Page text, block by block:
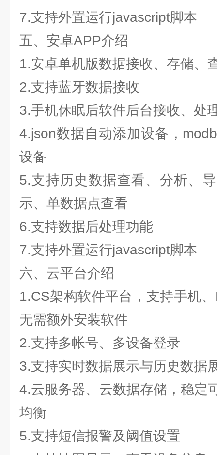
7.支持外置运行javascript脚本
五、安卓APP介绍
1.安卓单机版数据接收、存储、
2.支持蓝牙数据接收
3.手机休眠后软件后台接收、处
4.json数据自动添加设备，
设备
5.支持历史数据查看、分析、
示、单数据点查看
6.支持数据后处理功能
7.支持外置运行javascript脚本
六、云平台介绍
1.CS架构软件平台，支持手机
无需额外安装软件
2.支持多帐号、多设备登录
3.支持实时数据展示与历史数据
4.云服务器、云数据存储，稳定
均衡
5.支持短信报警及阈值设置